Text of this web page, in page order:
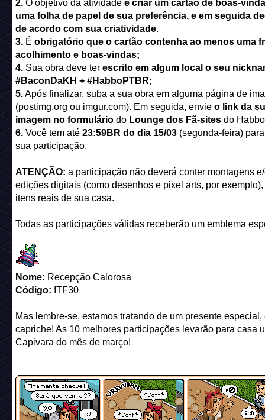
2.O objetivo da atividade é criar um cartão de boas-
uma folha de papel de sua preferência, e em seguida
de acordo com sua criatividade.
3.É obrigatório que o cartão contenha ao menos uma
acolhimento e boas-vindas;
4. Sua obra deve terescrito em algum local o seu
#BaconDaKH + #HabboPTBR;
5.Após finalizar, suba a sua obra em alguma página de
(postimg.org ou imgur.com). Em seguida, envie o link da
imagem no formuláriodo Lounge dos Fã-sites do
6. Você tem até 23:59BR do dia 15/03 (segunda-feira)
sua participação.
ATENÇÃO: a participação não deverá conter montagens
edições digitais (como desenhos e pixel arts, por
itens reais de sua casa.
Todas as participações válidas receberão um emblema
Nome: Recepção Calorosa
Código: ITF30
Mas lembre-se, estamos tratando de um presente especial,
capriche! As 10 melhores participações levarão para casa
Capivara do mês de março!